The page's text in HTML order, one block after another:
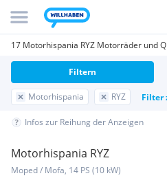
17 Motorhispania RYZ Motorräder und
Motorhispania RYZ Filter
Filtern
Infos zur Reihung der Anzeigen
Motorhispania RYZ
Moped / Mofa, 14 PS (10 kW)